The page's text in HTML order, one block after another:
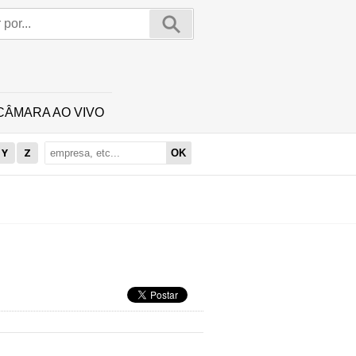
AO VIVO
Y Z